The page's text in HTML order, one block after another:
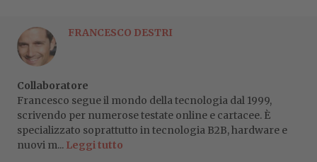
FRANCESCO DESTRI
Collaboratore
Francesco segue il mondo della tecnologia dal 1999,
scrivendo per numerose testate online e cartacee. È
specializzato soprattutto in tecnologia B2B, hardware e
nuovi m... Leggi tutto